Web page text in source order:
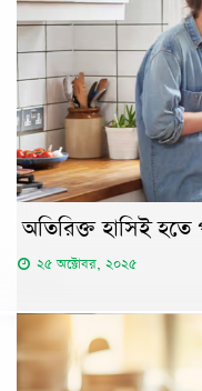
অতিরিক্ত হাসিই
২৫ অক্টোবর, ২০২৫